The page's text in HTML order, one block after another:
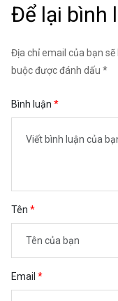
Để lại bình
Địa chỉ email của bạn
buộc được đánh dấu *
Bình luận
Tên
Email